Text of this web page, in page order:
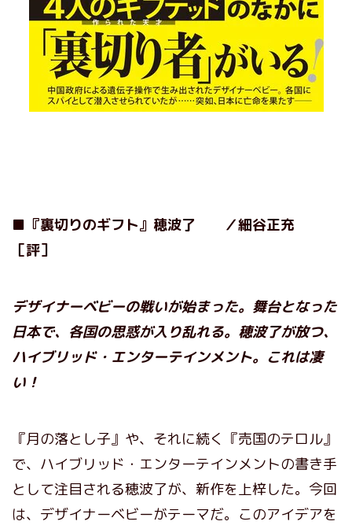
■『裏切りのギフト』穂波了 ／細谷正充
［評］
デザイナーベビーの戦いが始まった。舞台となった
日本で、各国の思惑が入り乱れる。穂波了が放つ、
ハイブリッド・エンターテインメント。これは凄
い！
『月の落とし子』や、それに続く『売国のテロル』
で、ハイブリッド・エンターテインメントの書き手
として注目される穂波了が、新作を上梓した。今回
は、デザイナーベビーがテーマだ。このアイデアを